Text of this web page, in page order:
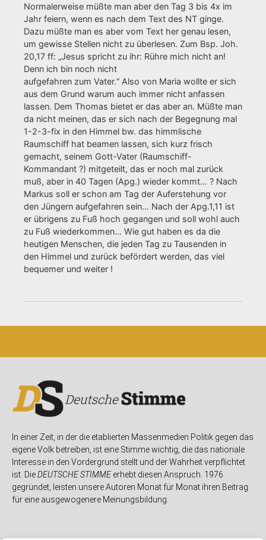
Normalerweise müßte man aber den Tag 3 bis 4x im
Jahr feiern, wenn es nach dem Text des NT ginge.
Dazu müßte man es aber vom Text her genau lesen,
um gewisse Stellen nicht zu überlesen. Zum Bsp. Joh.
20,17 ff: „Jesus spricht zu ihr: Rühre mich nicht an!
Denn ich bin noch nicht
aufgefahren zum Vater.“ Also von Maria wollte er sich
aus dem Grund warum auch immer nicht anfassen
lassen. Dem Thomas bietet er das aber an. Müßte man
da nicht meinen, das er sich nach der Begegnung mal
1-2-3-fix in den Himmel bw. das himmlische
Raumschiff hat beamen lassen, sich kurz frisch
gemacht, seinem Gott-Vater (Raumschiff-
Kommandant ?) mitgeteilt, das er noch mal zurück
muß, aber in 40 Tagen (Apg.) wieder kommt… ? Nach
Markus soll er schon am Tag der Auferstehung vor
den Jüngern aufgefahren sein… Nach der Apg.1,11 ist
er übrigens zu Fuß hoch gegangen und soll wohl auch
zu Fuß wiederkommen… Wie gut haben es da die
heutigen Menschen, die jeden Tag zu Tausenden in
den Himmel und zurück befördert werden, das viel
bequemer und weiter !
In einer Zeit, in der die etablierten Massenmedien Politik gegen das
eigene Volk betreiben, ist eine Stimme wichtig, die das nationale
Interesse in den Vordergrund stellt und der Wahrheit verpflichtet
ist. DieDEUTSCHE STIMMEerhebt diesen Anspruch. 1976
gegründet, leisten unsere Autoren Monat für Monat ihren Beitrag
für eine ausgewogenere Meinungsbildung.